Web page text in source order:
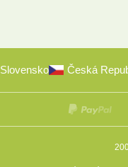
Slovensko Česká